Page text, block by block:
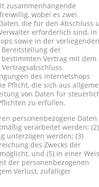
zusammenhängende
wobei es zwei
die für den Abschluss
erforderlich sind, in
sowie in der vorliegenden
Bereitstellung der
Vertrag mit dem
des Internetshops
Pflicht, die sich aus
von Daten für
zu erfüllen.
personenbezogene Daten
verarbeitet werden; (2)
unterzogen werden; (3)
des Zwecks der
und (5) in einer
der personenbezogenen
Verlust, zufälliger